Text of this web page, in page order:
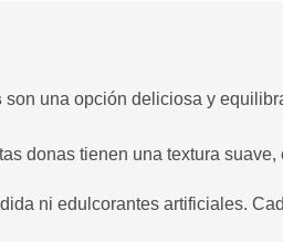
son una opción deliciosa y
donas tienen una textura
ni edulcorantes artificiales.